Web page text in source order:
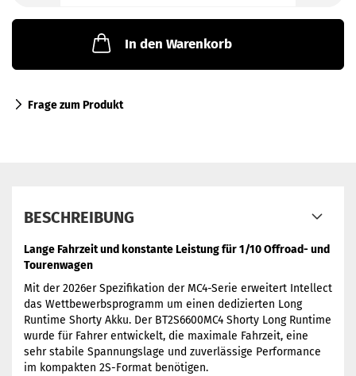
In den Warenkorb
Frage zum Produkt
BESCHREIBUNG
Lange Fahrzeit und konstante Leistung für 1/10 Offroad- und
Tourenwagen
Mit der 2026er Spezifikation der MC4-Serie erweitert Intellect
das Wettbewerbsprogramm um einen dedizierten Long
Runtime Shorty Akku. Der BT2S6600MC4 Shorty Long Runtime
wurde für Fahrer entwickelt, die maximale Fahrzeit, eine
sehr stabile Spannungslage und zuverlässige Performance
im kompakten 2S-Format benötigen.